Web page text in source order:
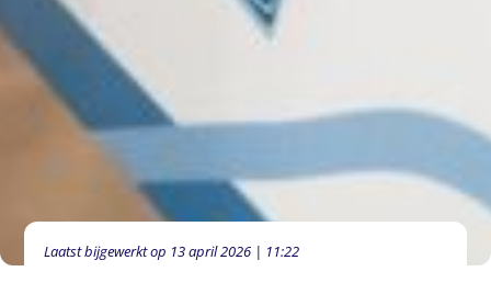
Laatst bijgewerkt op 13 april 2026 | 11:22